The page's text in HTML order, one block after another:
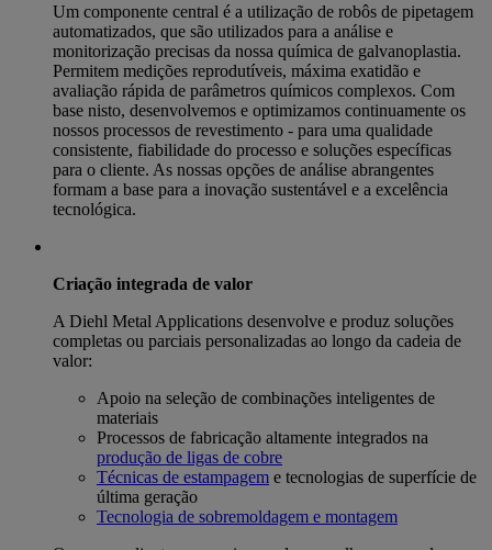
Um componente central é a utilização de robôs de pipetagem
automatizados, que são utilizados para a análise e
monitorização precisas da nossa química de galvanoplastia.
Permitem medições reprodutíveis, máxima exatidão e
avaliação rápida de parâmetros químicos complexos. Com
base nisto, desenvolvemos e optimizamos continuamente os
nossos processos de revestimento - para uma qualidade
consistente, fiabilidade do processo e soluções específicas
para o cliente. As nossas opções de análise abrangentes
formam a base para a inovação sustentável e a excelência
tecnológica.
Criação integrada de valor
A Diehl Metal Applications desenvolve e produz soluções
completas ou parciais personalizadas ao longo da cadeia de
valor:
Apoio na seleção de combinações inteligentes de
materiais
Processos de fabricação altamente integrados na
produção de ligas de cobre
Técnicas de estampagem e tecnologias de superfície de
última geração
Tecnologia de sobremoldagem e montagem